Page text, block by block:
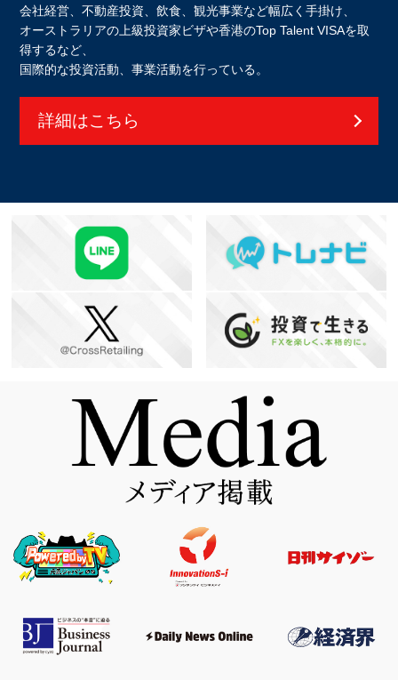
会社経営、不動産投資、飲食、観光事業など幅広く手掛け、
オーストラリアの上級投資家ビザや香港のTop Talent VISAを取
得するなど、
国際的な投資活動、事業活動を行っている。
詳細はこちら